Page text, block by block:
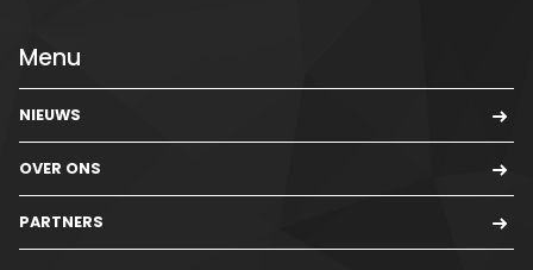
Menu
NIEUWS
OVER ONS
PARTNERS